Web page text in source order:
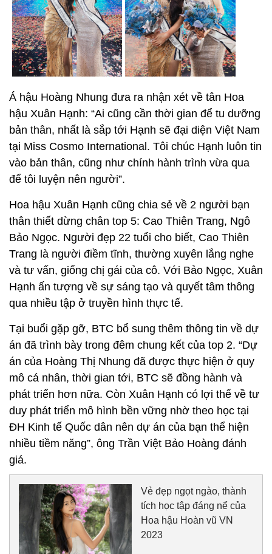
Á hậu Hoàng Nhung đưa ra nhận xét về tân Hoa
hậu Xuân Hạnh: “Ai cũng cần thời gian để tu dưỡng
bản thân, nhất là sắp tới Hạnh sẽ đại diện Việt Nam
tại Miss Cosmo International. Tôi chúc Hạnh luôn tin
vào bản thân, cũng như chính hành trình vừa qua
để tôi luyện nên người”.
Hoa hậu Xuân Hạnh cũng chia sẻ về 2 người bạn
thân thiết dừng chân top 5: Cao Thiên Trang, Ngô
Bảo Ngọc. Người đẹp 22 tuổi cho biết, Cao Thiên
Trang là người điềm tĩnh, thường xuyên lắng nghe
và tư vấn, giống chị gái của cô. Với Bảo Ngọc, Xuân
Hạnh ấn tượng về sự sáng tạo và quyết tâm thông
qua nhiều tập ở truyền hình thực tế.
Tại buổi gặp gỡ, BTC bổ sung thêm thông tin về dự
án đã trình bày trong đêm chung kết của top 2. “Dự
án của Hoàng Thị Nhung đã được thực hiện ở quy
mô cá nhân, thời gian tới, BTC sẽ đồng hành và
phát triển hơn nữa. Còn Xuân Hạnh có lợi thế về tư
duy phát triển mô hình bền vững nhờ theo học tại
ĐH Kinh tế Quốc dân nên dự án của bạn thể hiện
nhiều tiềm năng”, ông Trần Việt Bảo Hoàng đánh
giá.
Vẻ đẹp ngọt ngào, thành
tích học tập đáng nể của
Hoa hậu Hoàn vũ VN
2023